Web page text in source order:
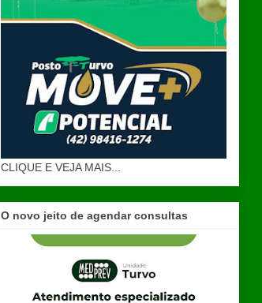
CLIQUE E VEJA MAIS...
O novo jeito de agendar consultas